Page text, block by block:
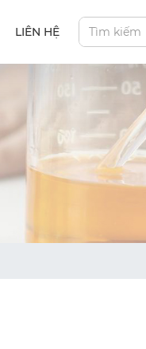
LIÊN HỆ